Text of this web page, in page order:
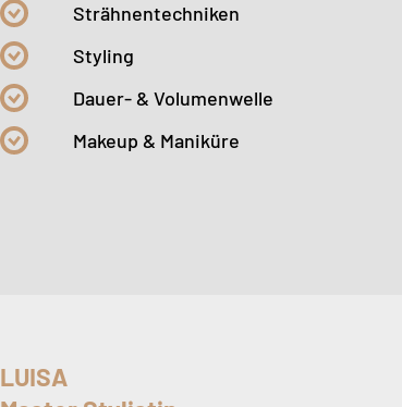
Strähnentechniken
Styling
Dauer- & Volumenwelle
Makeup & Maniküre
LUISA